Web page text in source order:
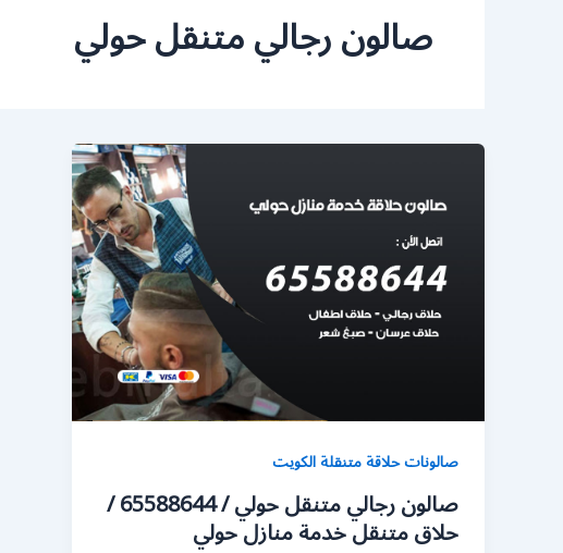
صالون رجالي متنقل حولي
صالونات حلاقة متنقلة الكويت
صالون رجالي متنقل حولي / 65588644 /
حلاق متنقل خدمة منازل حولي